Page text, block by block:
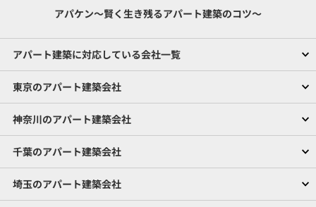
アパケン～賢く生き残るアパート建築のコツ～
アパート建築に対応している会社一覧
東京のアパート建築会社
神奈川のアパート建築会社
千葉のアパート建築会社
埼玉のアパート建築会社